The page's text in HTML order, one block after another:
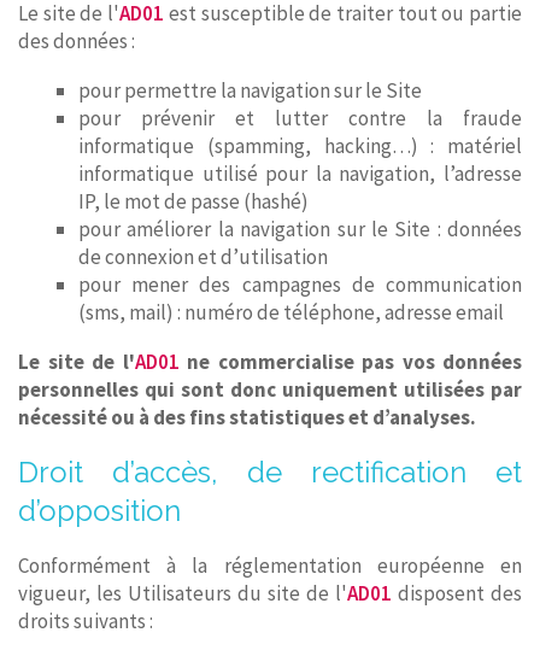
Le site de l'AD01 est susceptible de traiter tout ou partie
des données :
pour permettre la navigation sur le Site
pour prévenir et lutter contre la fraude
informatique (spamming, hacking…) : matériel
informatique utilisé pour la navigation, l’adresse
IP, le mot de passe (hashé)
pour améliorer la navigation sur le Site : données
de connexion et d’utilisation
pour mener des campagnes de communication
(sms, mail) : numéro de téléphone, adresse email
Le site de l'AD01 ne commercialise pas vos données
personnelles qui sont donc uniquement utilisées par
nécessité ou à des fins statistiques et d’analyses.
Droit d’accès, de rectification et
d’opposition
Conformément à la réglementation européenne en
vigueur, les Utilisateurs du site de l'AD01 disposent des
droits suivants :